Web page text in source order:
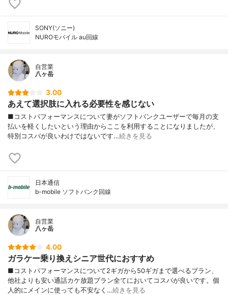
SONY(ソニー)
NUROモバイル au回線
自営業
八ヶ岳
3.00
あえて選択肢に入れる必要性を感じない
■コストパフォーマンスについて妻がソフトバンクユーザーで毎月の支
払いを軽くしたいという理由からここを利用することになりましたが、
特別コスパが良いわけではないです…続きを見る
日本通信
b-mobile ソフトバンク回線
自営業
八ヶ岳
4.00
ガラケー乗り換えシニア世代におすすめ
■コストパフォーマンスについて2ギガから50ギガまで選べるプラン、
他社よりも安い通話カケ放題プラン全てにおいてコスパが良いです。個
人的にメインに使っても不安なく…続きを見る